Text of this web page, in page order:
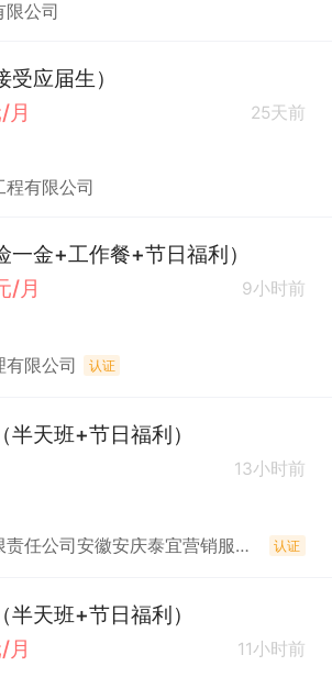
公司
应届生）
25天前
有限公司
一金+工作餐+节日福利）
/月
9小时前
限公司 认证
天班+节日福利）
13小时前
泰康人寿保险有限责任公司安徽安庆泰宜营销服务部 认证
天班+节日福利）
11小时前